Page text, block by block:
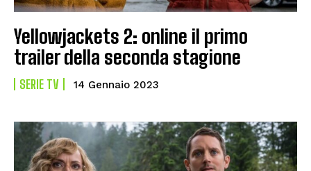
Yellowjackets 2: online il primo
trailer della seconda stagione
SERIE TV 14 Gennaio 2023